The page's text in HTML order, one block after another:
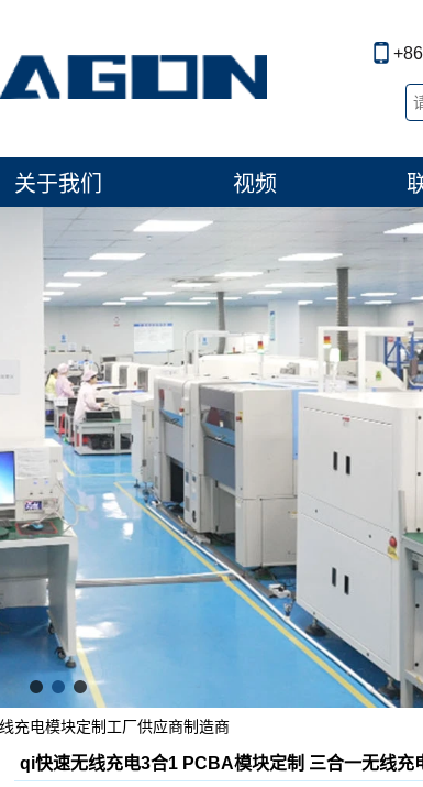
关于我们 视频
充电模块定制工厂供应商制造商
qi快速无线充电3合1 PCBA模块定制 三合一无线充